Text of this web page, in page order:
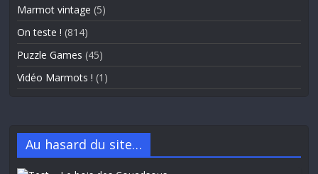
Marmot vintage (5)
On teste ! (814)
Puzzle Games (45)
Vidéo Marmots ! (1)
Au hasard du site…